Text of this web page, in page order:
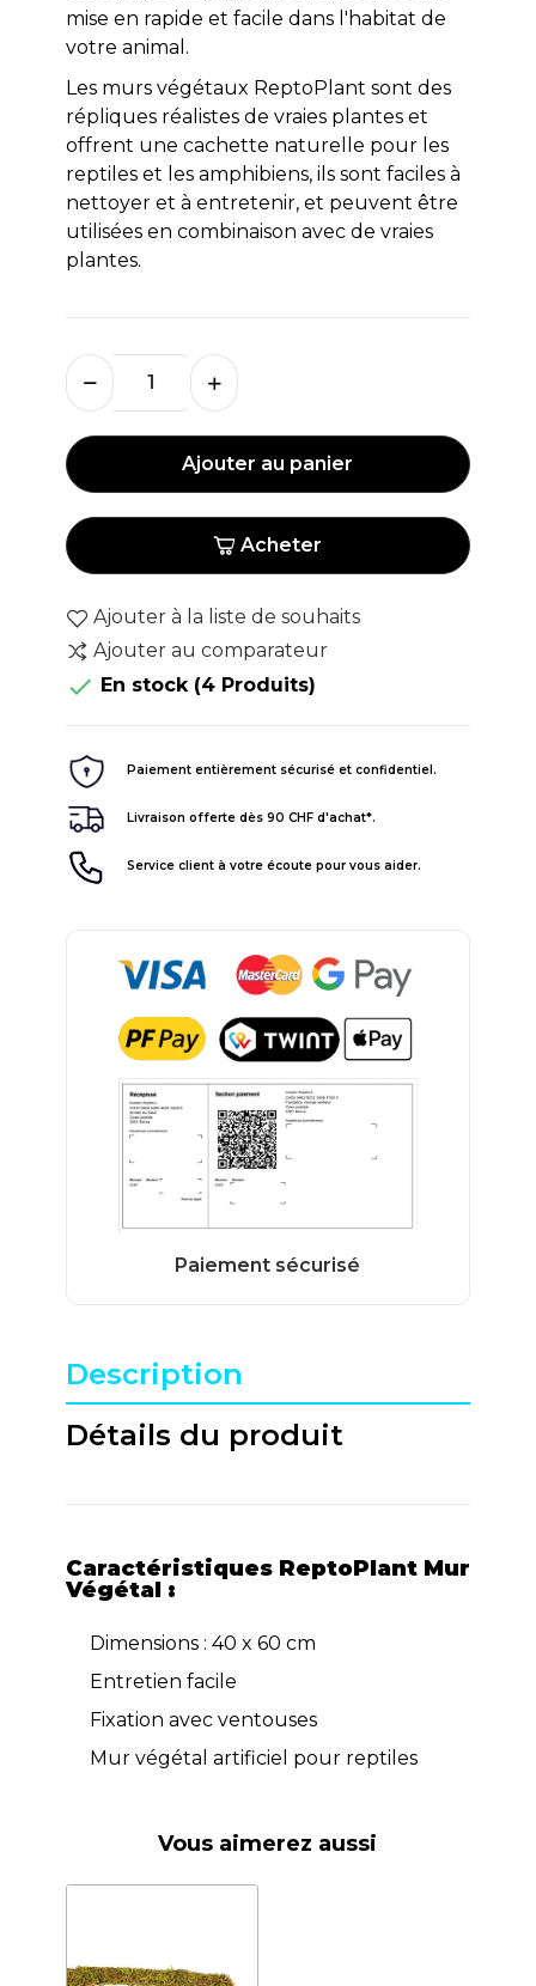
mise en rapide et facile dans l'habitat de
votre animal.
Les murs végétaux ReptoPlant sont des
répliques réalistes de vraies plantes et
offrent une cachette naturelle pour les
reptiles et les amphibiens, ils sont faciles à
nettoyer et à entretenir, et peuvent être
utilisées en combinaison avec de vraies
plantes.
Ajouter au panier
Acheter
Ajouter à la liste de souhaits
Ajouter au comparateur
 En stock (4 Produits)
Paiement entièrement sécurisé et confidentiel.
Livraison offerte dès 90 CHF d'achat*.
Service client à votre écoute pour vous aider.
Description
Détails du produit
Caractéristiques ReptoPlant Mur
Végétal :
Dimensions : 40 x 60 cm
Entretien facile
Fixation avec ventouses
Mur végétal artificiel pour reptiles
Vous aimerez aussi